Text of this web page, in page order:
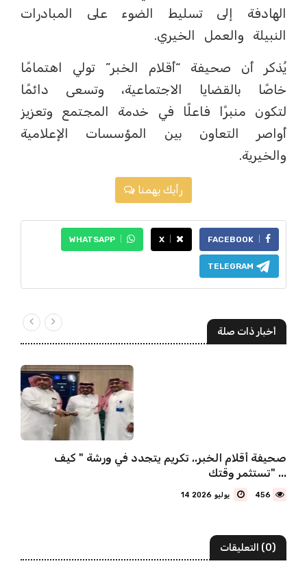
الهادفة إلى تسليط الضوء على المبادرات
النبيلة والعمل الخيري.
يُذكر أن صحيفة “أقلام الخبر” تولي اهتمامًا
خاصًا بالقضايا الاجتماعية، وتسعى دائمًا
لتكون منبرًا فاعلًا في خدمة المجتمع وتعزيز
أواصر التعاون بين المؤسسات الإعلامية
والخيرية.
رأيك يهمنا
FACEBOOK
X
WHATSAPP
TELEGRAM
أخبار ذات صلة
صحيفة أقلام الخبر.. تكريم يتجدد في ورشة " كيف
تستثمر وقتك" ...
456
(0) التعليقات